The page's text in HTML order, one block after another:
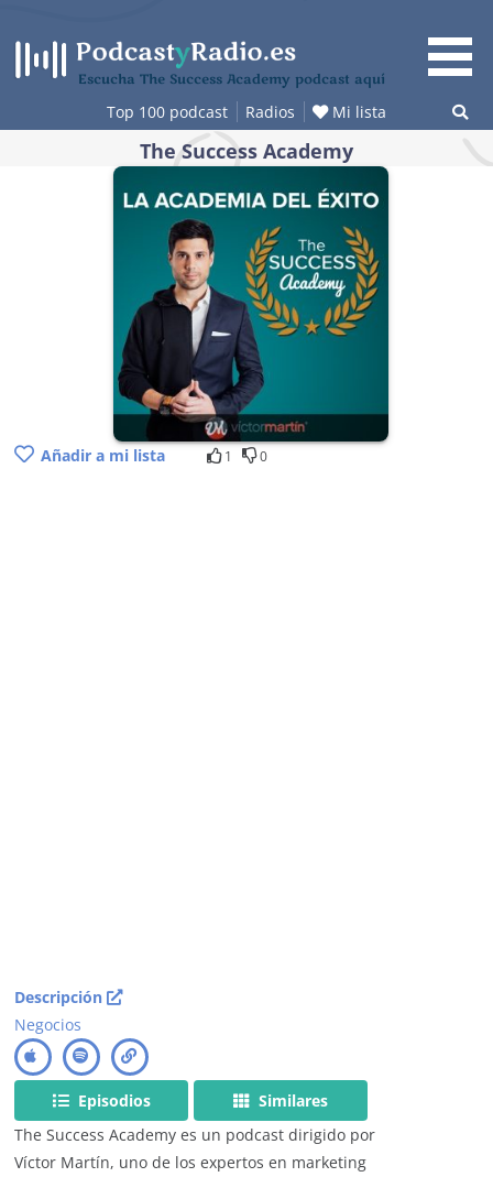
contenido
Escucha The Success Academy podcast aquí
Top 100 podcast Radios Mi lista
The Success Academy
Añadir a mi lista 1 0
Descripción
Negocios
Episodios
Similares
The Success Academy es un podcast dirigido por
Víctor Martín, uno de los expertos en marketing